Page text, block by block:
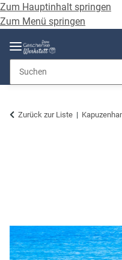
Zum Hauptinhalt springen
Zum Menü springen
Zurück zur Liste